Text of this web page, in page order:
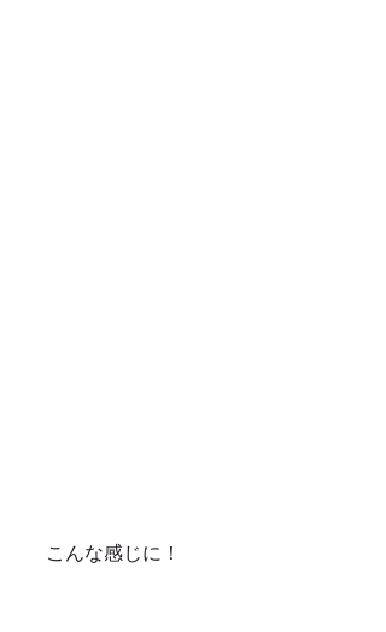
こんな感じに！